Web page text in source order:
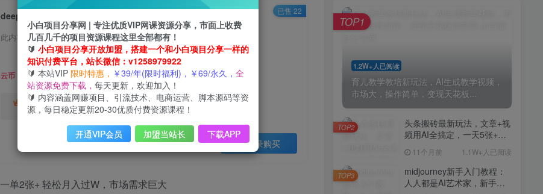
deepseek+AI写剧本，一单2张+ 轻松月入过W，市场需求巨大
此内容为会员免费，请付费后查看
云币 3 限时特惠
云币99
年VIP免费 终身VIP会员
免费
登录购买
已售 22 TOP4
11个月前 9388人已阅读
TOP5
AI+营养师工作流实战应用
课，AI赋能营养师
11个月前 9216人已阅读
TOP6
外贸营销策划SOP系统课
程，打开跨境电商企业线上
营销任督二脉
11个月前 9147人已阅读
1.2W+人已阅读
育儿教学教培新玩法，AI生成教学视频，
市场大，操作简单，变现天花板...
TOP1
头条搬砖最新玩法，文章+视
频用AI全搞定，一天5张+不
11个月前 1.1W+人已阅读
TOP2
midjourney新手入门教程：
人人都是AI艺术家，新手小
TOP3
小白项目分享网 | 专注优质VIP网课资源分享，市面上收费
几百几千的项目资源课程这里全部都有！
🔰 小白项目分享开放加盟，搭建一个和小白项目分享一样的
知识付费平台，站长微信：v1258979922
🔰 本站VIP 限时特惠， ￥39/年(限时福利)，￥69/永久， 全
站资源免费下载， 每天更新，欢迎加入！
🔰 内容涵盖网赚项目、引流技术、电商运营、脚本源码等资
源，每日稳定更新20-30优质付费资源课程！
开通VIP会员 加盟当站长 下载APP